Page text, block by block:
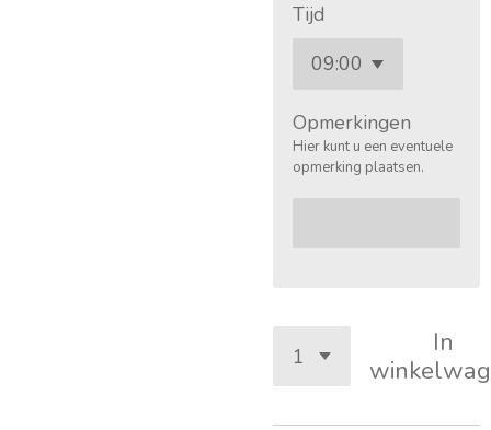
Tijd
Opmerkingen
Hier kunt u een eventuele
opmerking plaatsen.
In